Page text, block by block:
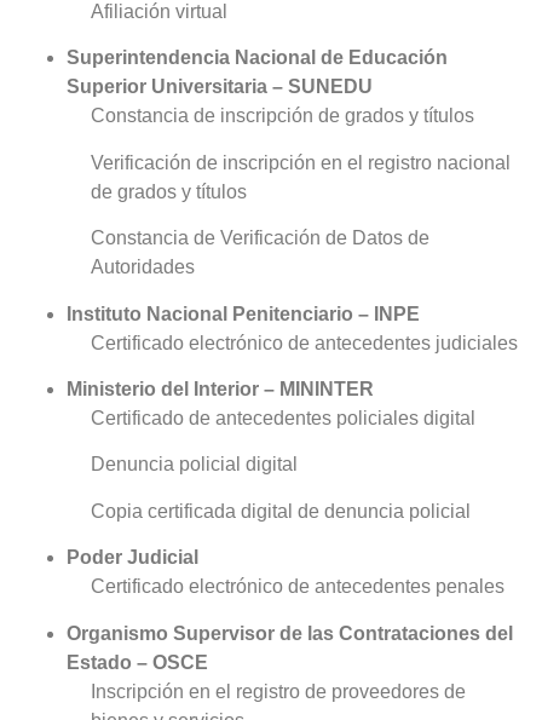
Afiliación virtual
Superintendencia Nacional de Educación
Superior Universitaria – SUNEDU
Constancia de inscripción de grados y títulos
Verificación de inscripción en el registro nacional
de grados y títulos
Constancia de Verificación de Datos de
Autoridades
Instituto Nacional Penitenciario – INPE
Certificado electrónico de antecedentes judiciales
Ministerio del Interior – MININTER
Certificado de antecedentes policiales digital
Denuncia policial digital
Copia certificada digital de denuncia policial
Poder Judicial
Certificado electrónico de antecedentes penales
Organismo Supervisor de las Contrataciones del
Estado – OSCE
Inscripción en el registro de proveedores de